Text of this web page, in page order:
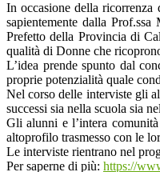
In occasione della
sapientemente dalla
Prefetto della Provincia di
qualità di Donne che
L’idea prende spunto dal
proprie potenzialità quale
Nel corso delle interviste gli
successi sia nella scuola sia
Gli alunni e l’intera
altoprofilo trasmesso con le
Le interviste rientrano nel
Per saperne di più: https://